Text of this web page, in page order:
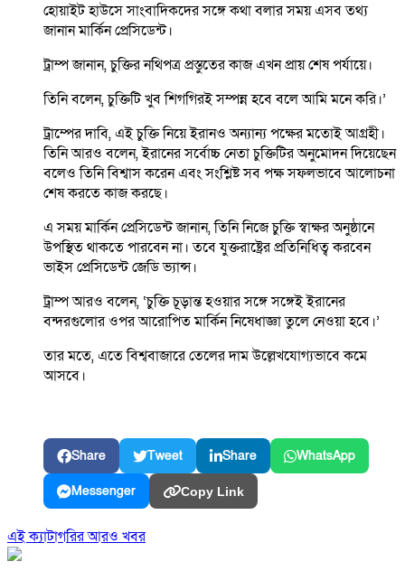
হোয়াইট হাউসে সাংবাদিকদের সঙ্গে কথা বলার সময় এসব তথ্য
জানান মার্কিন প্রেসিডেন্ট।
ট্রাম্প জানান, চুক্তির নথিপত্র প্রস্তুতের কাজ এখন প্রায় শেষ পর্যায়ে।
তিনি বলেন, চুক্তিটি খুব শিগগিরই সম্পন্ন হবে বলে আমি মনে করি।’
ট্রাম্পের দাবি, এই চুক্তি নিয়ে ইরানও অন্যান্য পক্ষের মতোই আগ্রহী।
তিনি আরও বলেন, ইরানের সর্বোচ্চ নেতা চুক্তিটির অনুমোদন দিয়েছেন
বলেও তিনি বিশ্বাস করেন এবং সংশ্লিষ্ট সব পক্ষ সফলভাবে আলোচনা
শেষ করতে কাজ করছে।
এ সময় মার্কিন প্রেসিডেন্ট জানান, তিনি নিজে চুক্তি স্বাক্ষর অনুষ্ঠানে
উপস্থিত থাকতে পারবেন না। তবে যুক্তরাষ্ট্রের প্রতিনিধিত্ব করবেন
ভাইস প্রেসিডেন্ট জেডি ভ্যান্স।
ট্রাম্প আরও বলেন, ‘চুক্তি চূড়ান্ত হওয়ার সঙ্গে সঙ্গেই ইরানের
বন্দরগুলোর ওপর আরোপিত মার্কিন নিষেধাজ্ঞা তুলে নেওয়া হবে।’
তার মতে, এতে বিশ্ববাজারে তেলের দাম উল্লেখযোগ্যভাবে কমে
আসবে।
Share Tweet Share WhatsApp
Messenger Copy Link
এই ক্যাটাগরির আরও খবর